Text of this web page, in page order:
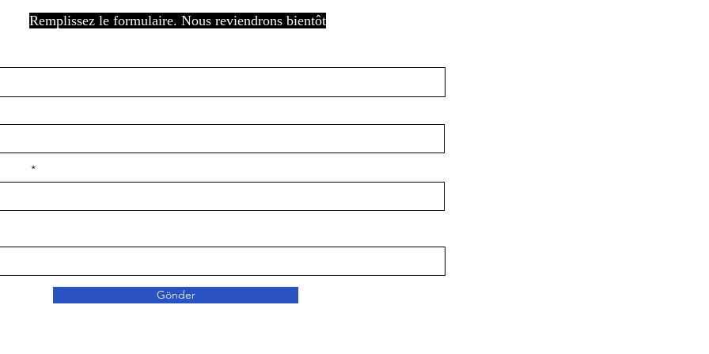
Remplissez le formulaire. Nous reviendrons bientôt
Gönder